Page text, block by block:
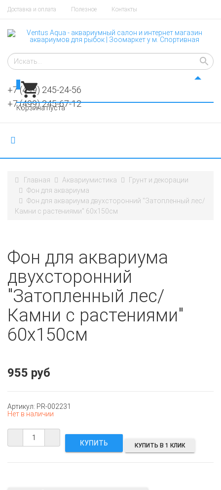
Доставка и оплата Полезное Контакты
+7 (499) 245-24-56
+7 (499) 245-67-12
Корзина пуста
Главная Аквариумистика
Грунт и декорации
​​Фон для аквариума
Фон для аквариума двухсторонний "Затопленный лес/
Камни с растениями" 60х150см
Фон для аквариума
двухсторонний
"Затопленный лес/
Камни с растениями"
60х150см
955 руб
Артикул: PR-002231
Нет в наличии
КУПИТЬ В 1 КЛИК